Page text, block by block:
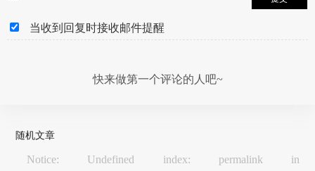
当收到回复时接收邮件提醒
快来做第一个评论的人吧~
随机文章
Notice: Undefined index: permalink in